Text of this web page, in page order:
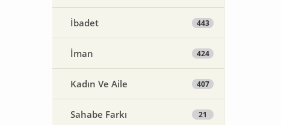
İbadet 443
İman 424
Kadın Ve Aile 407
Sahabe Farkı 21